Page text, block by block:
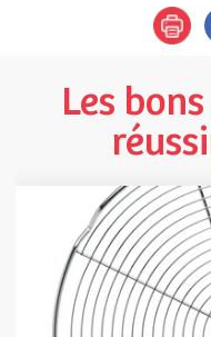
Les